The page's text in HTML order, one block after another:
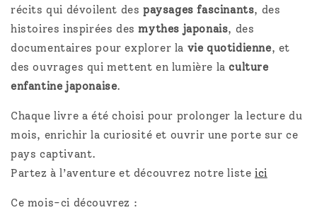
récits qui dévoilent despaysages fascinants, des
histoires inspirées desmythes japonais, des
documentaires pour explorer la vie quotidienne, et
des ouvrages qui mettent en lumière laculture
enfantine japonaise.
Chaque livre a été choisi pour prolonger la lecture du
mois, enrichir la curiosité et ouvrir une porte sur ce
pays captivant.
Partez à l’aventure et découvrez notre listeici
Ce mois-ci découvrez :